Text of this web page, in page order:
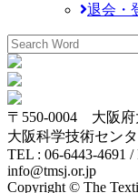
退会・
〒550-0004 大阪府
大阪科学技術セン
TEL : 06-6443-4691
info@tmsj.or.jp
Copyright © The